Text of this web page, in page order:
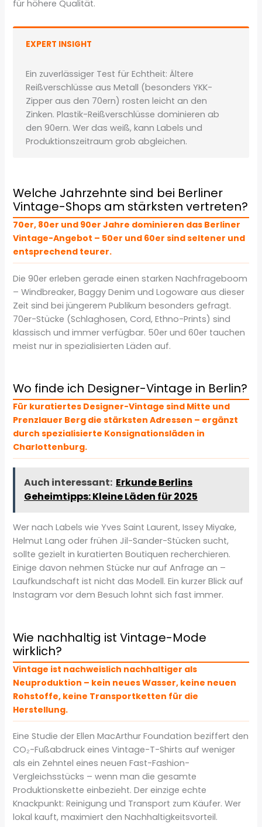
für höhere Qualität.
EXPERT INSIGHT
Ein zuverlässiger Test für Echtheit: Ältere
Reißverschlüsse aus Metall (besonders YKK-
Zipper aus den 70ern) rosten leicht an den
Zinken. Plastik-Reißverschlüsse dominieren ab
den 90ern. Wer das weiß, kann Labels und
Produktionszeitraum grob abgleichen.
Welche Jahrzehnte sind bei Berliner
Vintage-Shops am stärksten vertreten?
70er, 80er und 90er Jahre dominieren das Berliner
Vintage-Angebot – 50er und 60er sind seltener und
entsprechend teurer.
Die 90er erleben gerade einen starken Nachfrageboom
– Windbreaker, Baggy Denim und Logoware aus dieser
Zeit sind bei jüngerem Publikum besonders gefragt.
70er-Stücke (Schlaghosen, Cord, Ethno-Prints) sind
klassisch und immer verfügbar. 50er und 60er tauchen
meist nur in spezialisierten Läden auf.
Wo finde ich Designer-Vintage in Berlin?
Für kuratiertes Designer-Vintage sind Mitte und
Prenzlauer Berg die stärksten Adressen – ergänzt
durch spezialisierte Konsignationsläden in
Charlottenburg.
Auch interessant: Erkunde Berlins
Geheimtipps: Kleine Läden für 2025
Wer nach Labels wie Yves Saint Laurent, Issey Miyake,
Helmut Lang oder frühen Jil-Sander-Stücken sucht,
sollte gezielt in kuratierten Boutiquen recherchieren.
Einige davon nehmen Stücke nur auf Anfrage an –
Laufkundschaft ist nicht das Modell. Ein kurzer Blick auf
Instagram vor dem Besuch lohnt sich fast immer.
Wie nachhaltig ist Vintage-Mode
wirklich?
Vintage ist nachweislich nachhaltiger als
Neuproduktion – kein neues Wasser, keine neuen
Rohstoffe, keine Transportketten für die
Herstellung.
Eine Studie der Ellen MacArthur Foundation beziffert den
CO₂-Fußabdruck eines Vintage-T-Shirts auf weniger
als ein Zehntel eines neuen Fast-Fashion-
Vergleichsstücks – wenn man die gesamte
Produktionskette einbezieht. Der einzige echte
Knackpunkt: Reinigung und Transport zum Käufer. Wer
lokal kauft, maximiert den Nachhaltigkeitsvorteil.